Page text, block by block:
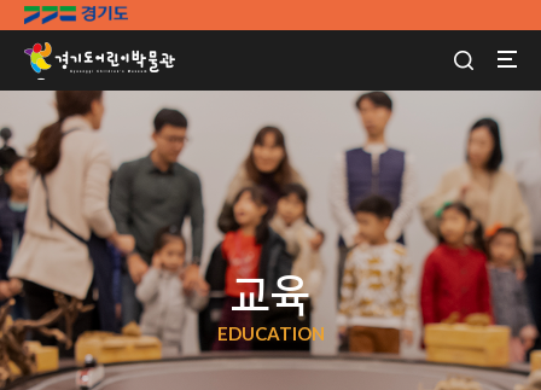
교육
EDUCATION